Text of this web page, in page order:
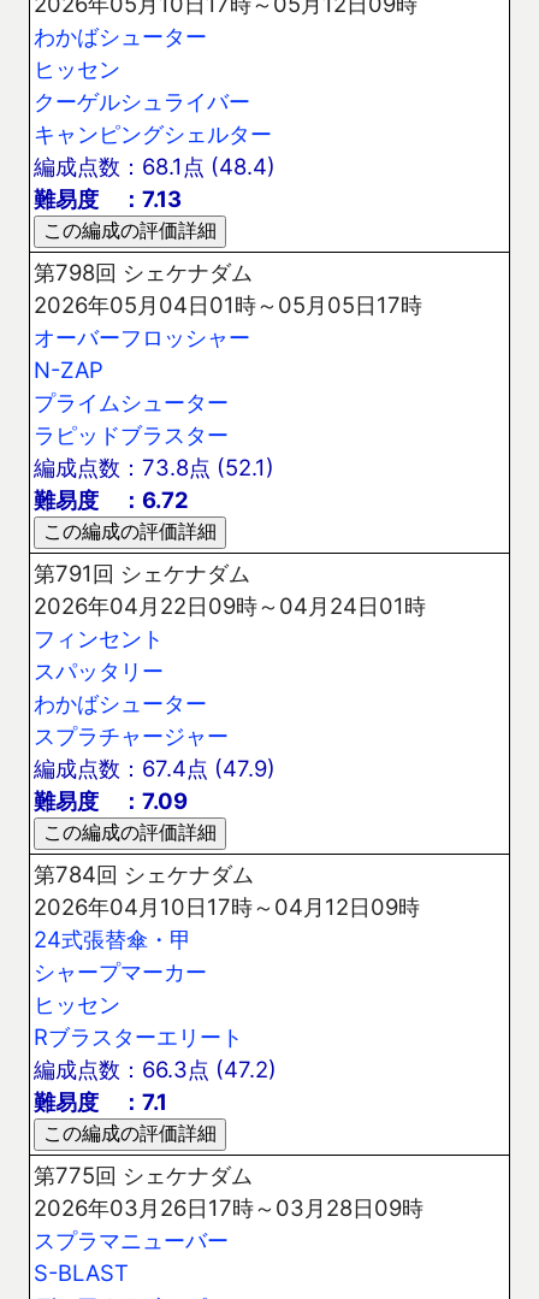
わかばシューター
ヒッセン
クーゲルシュライバー
キャンピングシェルター
編成点数：68.1点 (48.4)
難易度 ：7.13
第798回 シェケナダム
2026年05月04日01時～05月05日17時
オーバーフロッシャー
N-ZAP
プライムシューター
ラピッドブラスター
編成点数：73.8点 (52.1)
難易度 ：6.72
第791回 シェケナダム
2026年04月22日09時～04月24日01時
フィンセント
スパッタリー
わかばシューター
スプラチャージャー
編成点数：67.4点 (47.9)
難易度 ：7.09
第784回 シェケナダム
2026年04月10日17時～04月12日09時
24式張替傘・甲
シャープマーカー
ヒッセン
Rブラスターエリート
編成点数：66.3点 (47.2)
難易度 ：7.1
第775回 シェケナダム
2026年03月26日17時～03月28日09時
スプラマニューバー
S-BLAST